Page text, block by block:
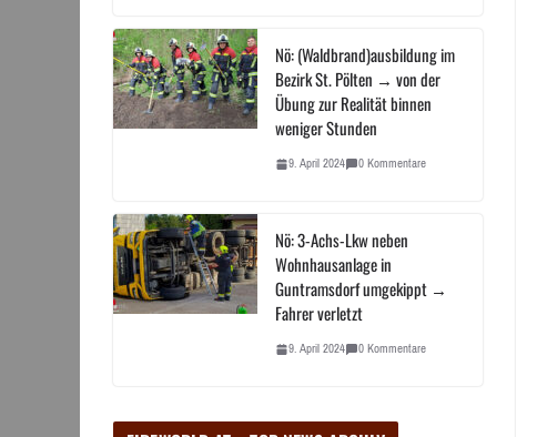
Nö: (Waldbrand)ausbildung im
Bezirk St. Pölten → von der
Übung zur Realität binnen
weniger Stunden
9. April 2024 0 Kommentare
Nö: 3-Achs-Lkw neben
Wohnhausanlage in
Guntramsdorf umgekippt →
Fahrer verletzt
9. April 2024 0 Kommentare